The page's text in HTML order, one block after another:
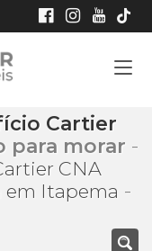
Cartier
para morar -
CNA
em Itapema -